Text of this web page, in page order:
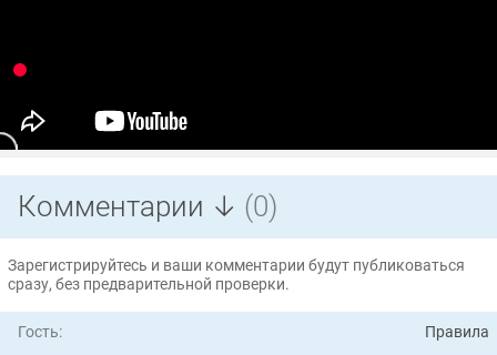
Комментарии ↓ (0)
Зарегистрируйтесь и ваши комментарии будут публиковаться
сразу, без предварительной проверки.
Гость: Правила